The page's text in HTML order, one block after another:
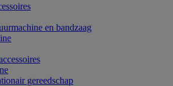
en bandzaag
gereedschap